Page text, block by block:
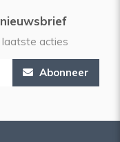
acties
Abonneer